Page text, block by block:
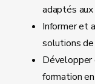
adaptés
Informer et
solutions
Développer
formation